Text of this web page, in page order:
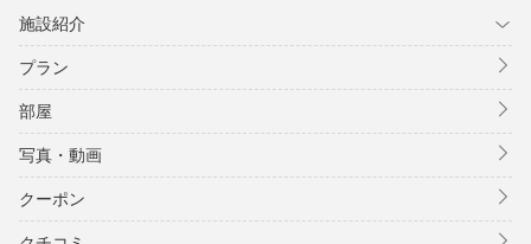
施設紹介
プラン
部屋
写真・動画
クーポン